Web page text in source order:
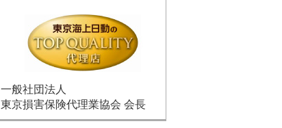
一般社団法人
東京損害保険代理業協会 会長